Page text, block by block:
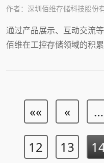
作者：深圳佰维存储科技股份
通过产品展示、互动交流
佰维在工控存储领域的积